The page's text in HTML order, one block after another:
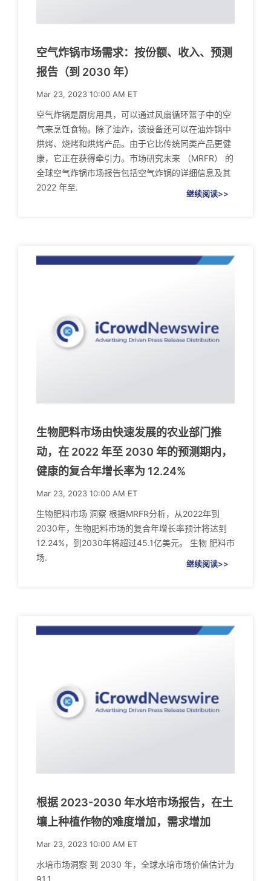
空气炸锅市场需求：按份额、收入、预测
报告（到 2030 年）
Mar 23, 2023 10:00 AM ET
空气炸锅是厨房用具，可以通过风扇循环篮子中的空
气来烹饪食物。除了油炸，该设备还可以在油炸锅中
烘烤、烧烤和烘烤产品。由于它比传统同类产品更健
康，它正在获得牵引力。市场研究未来 （MRFR） 的
全球空气炸锅市场报告包括空气炸锅的详细信息及其
2022 年至.
继续阅读>>
生物肥料市场由快速发展的农业部门推
动，在 2022 年至 2030 年的预测期内，
健康的复合年增长率为 12.24%
Mar 23, 2023 10:00 AM ET
生物肥料市场 洞察 根据MRFR分析，从2022年到
2030年，生物肥料市场的复合年增长率预计将达到
12.24%，到2030年将超过45.1亿美元。 生物 肥料市
场.
继续阅读>>
根据 2023-2030 年水培市场报告，在土
壤上种植作物的难度增加，需求增加
Mar 23, 2023 10:00 AM ET
水培市场洞察 到 2030 年，全球水培市场价值估计为